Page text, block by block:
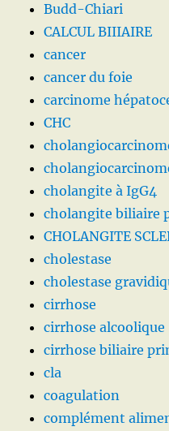
Budd-Chiari
CALCUL BIIIAIRE
cancer
cancer du foie
carcinome
CHC
cholangite à IgG4
cholangite biliaire
CHOLANGITE
cholestase
cholestase
cirrhose
cirrhose alcoolique
cirrhose biliaire
cla
coagulation
complément